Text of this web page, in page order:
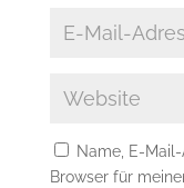
Name, E-
Browser für